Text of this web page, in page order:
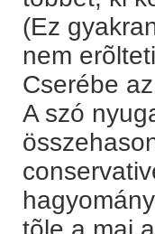
(Ez
nem
Cserébe
A szó